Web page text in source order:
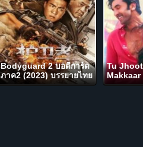
Bodyguard 2 บอดีการ์ด
ภาค2 (2023) บรรยายไทย
Tu
Makkaar
ไทย